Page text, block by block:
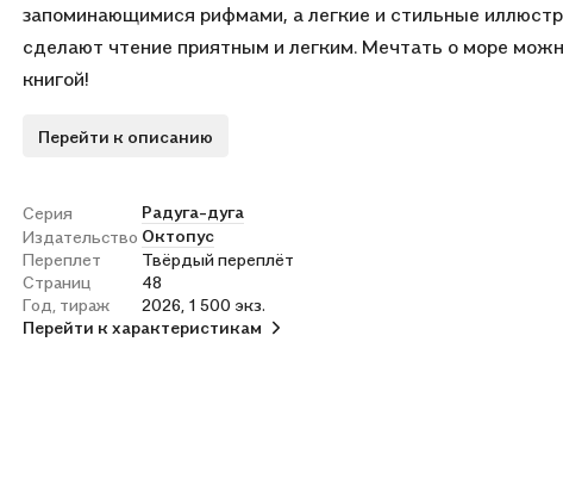
запоминающимися рифмами, а легкие и стильные
сделают чтение приятным и легким. Мечтать о море
книгой!
Перейти к описанию
Серия
Радуга-дуга
Издательство Октопус
Переплет
Твёрдый переплёт
Страниц
48
Год, тираж
2026, 1 500 экз.
Перейти к характеристикам